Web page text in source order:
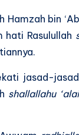
Hamzah bin
hati Rasulullah
jasad-
shallallahu